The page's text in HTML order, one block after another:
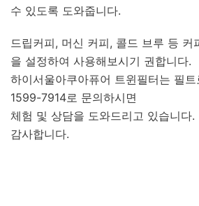
수 있도록 도와줍니다.
드립커피, 머신 커피, 콜드 브루 등 커
을 설정하여 사용해보시기 권합니다.
하이서울아쿠아퓨어 트윈필터는 필
1599-7914로 문의하시면
체험 및 상담을 도와드리고 있습니다.
감사합니다.